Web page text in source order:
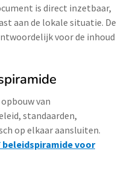
is direct inzetbaar,
aan de lokale situatie. De
voor de inhoud
van
standaarden,
op elkaar aansluiten.
beleidspiramide voor